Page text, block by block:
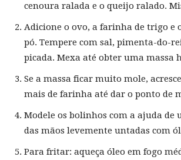
cenoura ralada e o queijo ralado.
Adicione o ovo, a farinha de trigo e
pó. Tempere com sal, pimenta-do-
picada. Mexa até obter uma massa
Se a massa ficar muito mole,
mais de farinha até dar o ponto de
Modele os bolinhos com a ajuda de
das mãos levemente untadas com
Para fritar: aqueça óleo em fogo